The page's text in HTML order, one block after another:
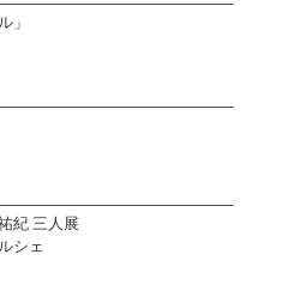
」
紀 三人展
シェ